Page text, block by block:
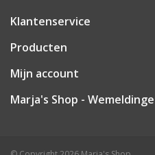
Speelgoed & hobby
Cadeau & feest
Contact/Locatie
Klantenservice
Producten
Mijn account
Marja's Shop - Wemeldinge